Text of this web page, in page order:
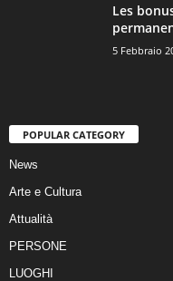
Les
5 Febbraio
POPULAR CATEGORY
News
Arte e Cultura
Attualità
PERSONE
LUOGHI